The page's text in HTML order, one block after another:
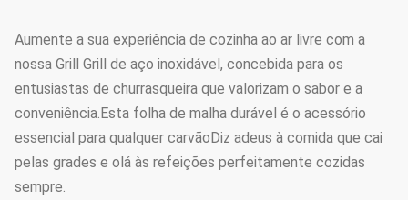
Aumente a sua experiência de cozinha ao ar livre com a
nossa Grill Grill de aço inoxidável, concebida para os
entusiastas de churrasqueira que valorizam o sabor e a
conveniência.Esta folha de malha durável é o acessório
essencial para qualquer carvãoDiz adeus à comida que cai
pelas grades e olá às refeições perfeitamente cozidas
sempre.